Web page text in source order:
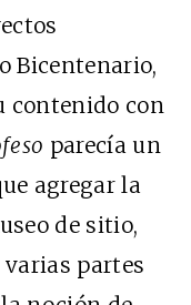
Bicentenario,
contenido con
parecía un
agregar la
de sitio,
partes